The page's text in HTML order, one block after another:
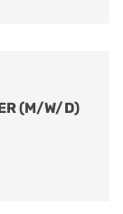
(M/W/D)